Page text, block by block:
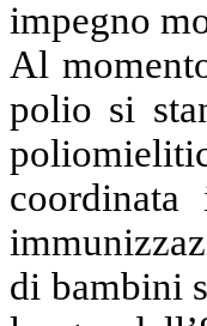
impegno
Al
polio si
di bambini